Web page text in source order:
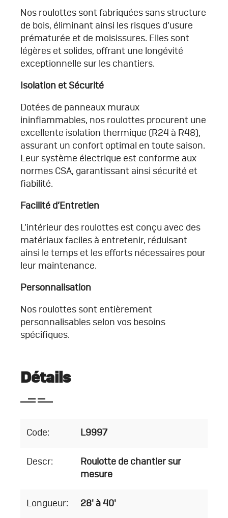
Nos roulottes sont fabriquées sans structure
de bois, éliminant ainsi les risques d’usure
prématurée et de moisissures. Elles sont
légères et solides, offrant une longévité
exceptionnelle sur les chantiers.
Isolation et Sécurité
Dotées de panneaux muraux
ininflammables, nos roulottes procurent une
excellente isolation thermique (R24 à R48),
assurant un confort optimal en toute saison.
Leur système électrique est conforme aux
normes CSA, garantissant ainsi sécurité et
fiabilité.
Facilité d’Entretien
L’intérieur des roulottes est conçu avec des
matériaux faciles à entretenir, réduisant
ainsi le temps et les efforts nécessaires pour
leur maintenance.
Personnalisation
Nos roulottes sont entièrement
personnalisables selon vos besoins
spécifiques.
Détails
Code: L9997
Descr:
Roulotte de chantier sur
mesure
Longueur: 28' à 40'